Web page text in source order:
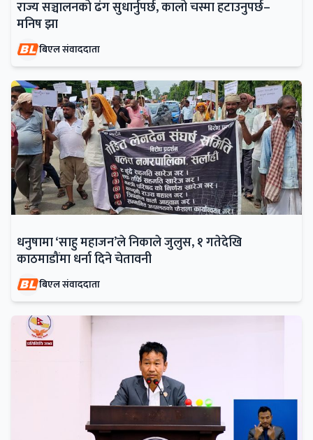
राज्य सञ्चालनको ढंग सुधार्नुपर्छ, कालो चस्मा हटाउनुपर्छ–
मनिष झा
बिएल संवाददाता
धनुषामा ‘साहु महाजन’ले निकाले जुलुस, १ गतेदेखि
काठमाडौंमा धर्ना दिने चेतावनी
बिएल संवाददाता